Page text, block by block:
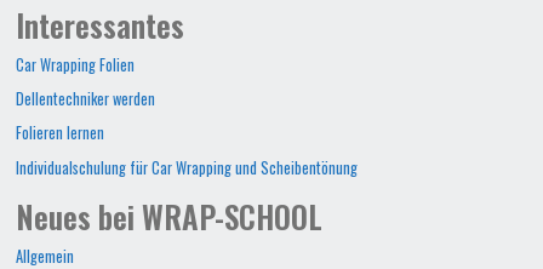
Interessantes
Car Wrapping Folien
Dellentechniker werden
Folieren lernen
Individualschulung für Car Wrapping und Scheibentönung
Neues bei WRAP-SCHOOL
Allgemein